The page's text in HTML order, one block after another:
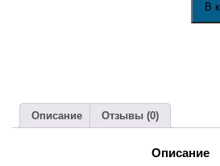
В
Описание Отзывы (0)
Описание